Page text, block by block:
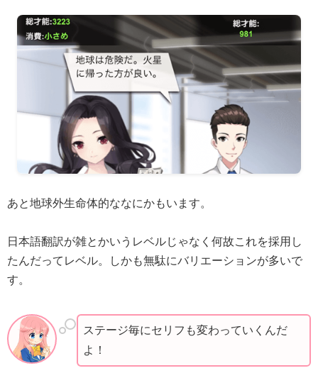
あと地球外生命体的ななにかもいます。
日本語翻訳が雑とかいうレベルじゃなく何故これを採用し
たんだってレベル。しかも無駄にバリエーションが多いで
す。
ステージ毎にセリフも変わっていくんだ
よ！